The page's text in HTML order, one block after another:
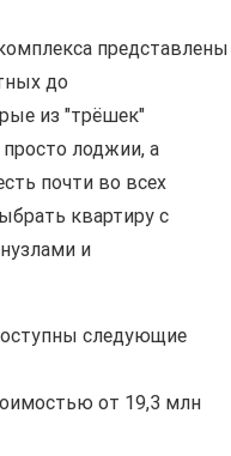
представлены
до
из "трёшек"
лоджии, а
почти во всех
квартиру с
и
следующие
от 19,3 млн